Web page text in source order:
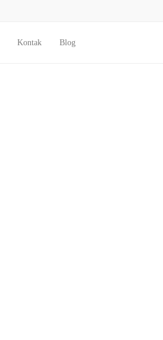
Kontak Blog